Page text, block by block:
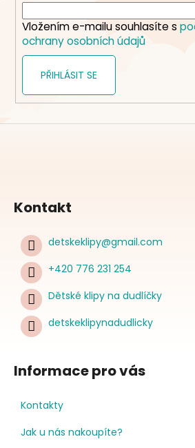
Vložením e-mailu souhlasíte s
ochrany osobních údajů
PŘIHLÁSIT SE
Kontakt
detskeklipy@gmail.com
+420 776 231 254
Dětské klipy na dudlíčky
detskeklipynadudlicky
Informace pro vás
Kontakty
Jak u nás nakoupíte?